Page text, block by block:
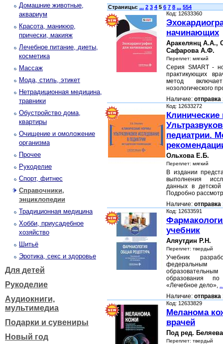
Домашние животные,
аквариум
Красота, маникюр,
прически, макияж
Лечебное питание, диеты,
косметика
Массаж
Мода, стиль, этикет
Нетрадиционная медицина,
травники
Обустройство дома,
квартиры
Очищение и омоложение
организма
Прочее
Рукоделие
Спорт, фитнес
Справочники,
энциклопедии
Традиционная медицина
Хобби, приусадебное
хозяйство
Шитьё
Эротика, секс и здоровье
Для детей
Рукоделие
Аудиокниги,
мультимедиа
Подарки и сувениры
Новый год
Страницы: ... 2 3 4 5 6 7 8 ... 554
Код: 12633360
начинающих
Аракелянц А.А.,
Сафарова А.Ф.
Переплет: мягкий
Серия SMART -
практикующих
метод
нозологического
Наличие: отправка
Код: 12633272
педиатрии.
Ольхова Е.Б.
Переплет: мягкий
В издании
выполнения
данных в детской
Подробно
Наличие: отправка
Код: 12633591
учебник
Аляутдин Р.Н.
Переплет: твердый
Учебник
образования по
«Лечебное дело»,
Наличие: отправка
Код: 12633829
Меланома
врачей
Под ред.
Переплет: твердый